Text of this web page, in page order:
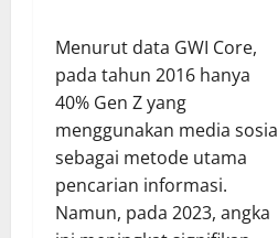
Menurut data GWI Core,
pada tahun 2016 hanya
40% Gen Z yang
menggunakan media
sebagai metode utama
pencarian informasi.
Namun, pada 2023, angka